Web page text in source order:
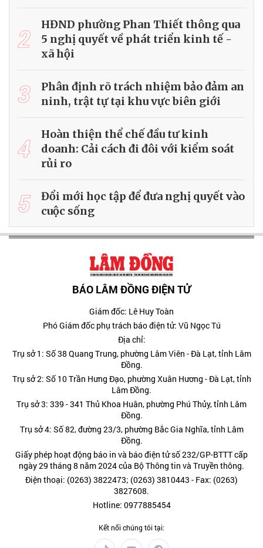
2
HĐND phường Phan Thiết thông qua
5 nghị quyết về phát triển kinh tế -
xã hội
3
Phân định rõ trách nhiệm bảo đảm an
ninh, trật tự tại khu vực biên giới
4
Hoàn thiện thể chế đầu tư kinh
doanh: Cải cách đi đôi với kiểm soát
rủi ro
5
Đổi mới học tập để đưa nghị quyết vào
cuộc sống
BÁO LÂM ĐỒNG ĐIỆN TỬ
Giám đốc: Lê Huy Toàn
Phó Giám đốc phụ trách báo điện tử: Vũ Ngọc Tú
Địa chỉ:
Trụ sở 1: Số 38 Quang Trung, phường Lâm Viên - Đà Lạt, tỉnh Lâm
Đồng.
Trụ sở 2: Số 10 Trần Hưng Đạo, phường Xuân Hương - Đà Lạt, tỉnh
Lâm Đồng.
Trụ sở 3: 339 - 341 Thủ Khoa Huân, phường Phú Thủy, tỉnh Lâm
Đồng.
Trụ sở 4: Số 82, đường 23/3, phường Bắc Gia Nghĩa, tỉnh Lâm
Đồng.
Giấy phép hoạt động báo in và báo điện tử số 232/GP-BTTT cấp
ngày 29 tháng 8 năm 2024 của Bộ Thông tin và Truyền thông.
Điện thoại: (0263) 3822473; (0263) 3810443 - Fax: (0263)
3827608.
Hotline: 0977885454
Kết nối chúng tôi tại: